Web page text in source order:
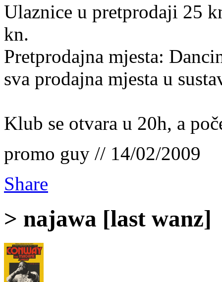
Ulaznice u pretprodaji 25
kn.
Pretprodajna mjesta:
sva prodajna mjesta u
Klub se otvara u 20h, a
promo guy // 14/02/2009
Share
> najawa [last wanz]